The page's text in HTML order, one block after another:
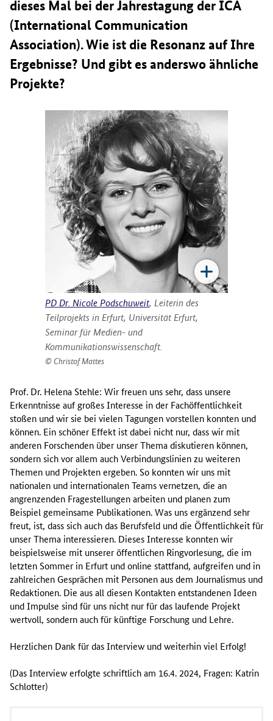
dieses Mal bei der Jahrestagung der ICA
(International Communication
Association). Wie ist die Resonanz auf Ihre
Ergebnisse? Und gibt es anderswo ähnliche
Projekte?
PD Dr. Nicole Podschuweit, Leiterin des
Teilprojekts in Erfurt, Universität Erfurt,
Seminar für Medien- und
Kommunikationswissenschaft.
Christof Mattes
Prof. Dr. Helena Stehle: Wir freuen uns sehr, dass unsere
Erkenntnisse auf großes Interesse in der Fachöffentlichkeit
stoßen und wir sie bei vielen Tagungen vorstellen konnten und
können. Ein schöner Effekt ist dabei nicht nur, dass wir mit
anderen Forschenden über unser Thema diskutieren können,
sondern sich vor allem auch Verbindungslinien zu weiteren
Themen und Projekten ergeben. So konnten wir uns mit
nationalen und internationalen Teams vernetzen, die an
angrenzenden Fragestellungen arbeiten und planen zum
Beispiel gemeinsame Publikationen. Was uns ergänzend sehr
freut, ist, dass sich auch das Berufsfeld und die Öffentlichkeit für
unser Thema interessieren. Dieses Interesse konnten wir
beispielsweise mit unserer öffentlichen Ringvorlesung, die im
letzten Sommer in Erfurt und online stattfand, aufgreifen und in
zahlreichen Gesprächen mit Personen aus dem Journalismus und
Redaktionen. Die aus all diesen Kontakten entstandenen Ideen
und Impulse sind für uns nicht nur für das laufende Projekt
wertvoll, sondern auch für künftige Forschung und Lehre.
Herzlichen Dank für das Interview und weiterhin viel Erfolg!
(Das Interview erfolgte schriftlich am 16.4. 2024, Fragen: Katrin
Schlotter)